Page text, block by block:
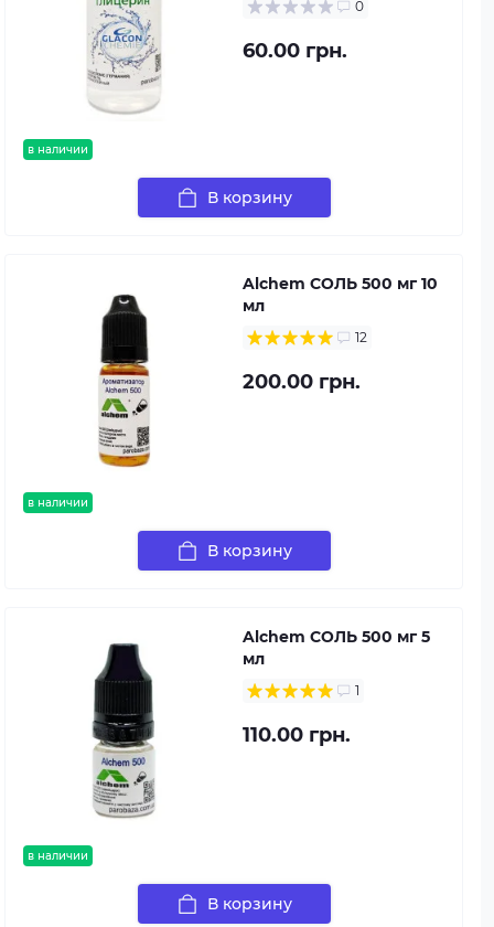
в наличии
0
60.00 грн.
В корзину
в наличии
Alchem СОЛЬ 500 мг 10
мл
12
200.00 грн.
В корзину
в наличии
Alchem СОЛЬ 500 мг 5
мл
1
110.00 грн.
В корзину